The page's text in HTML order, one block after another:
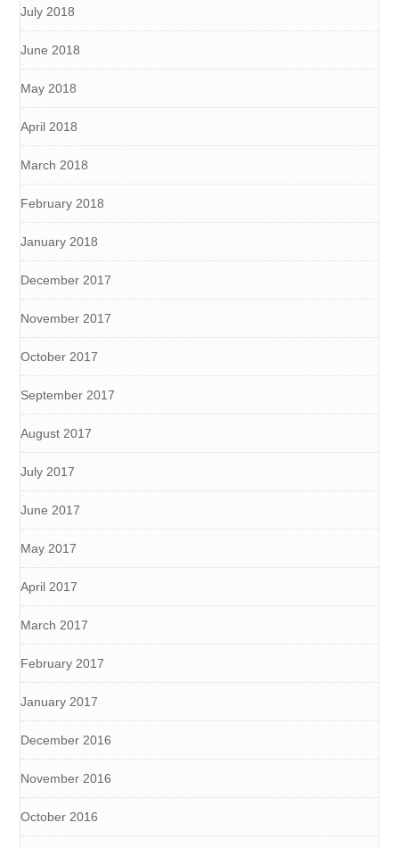
July 2018
June 2018
May 2018
April 2018
March 2018
February 2018
January 2018
December 2017
November 2017
October 2017
September 2017
August 2017
July 2017
June 2017
May 2017
April 2017
March 2017
February 2017
January 2017
December 2016
November 2016
October 2016